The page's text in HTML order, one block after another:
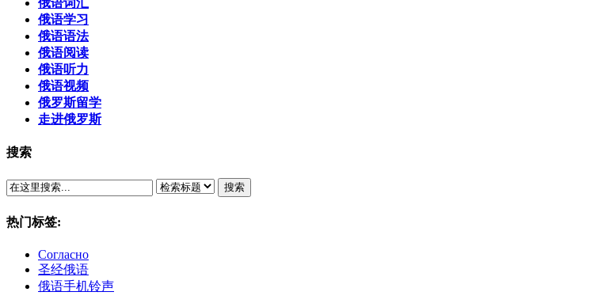
俄语学习
俄语语法
俄语阅读
俄语听力
俄语视频
俄罗斯留学
走进俄罗斯
搜索
搜索
热门标签:
Согласно
圣经俄语
俄语手机铃声